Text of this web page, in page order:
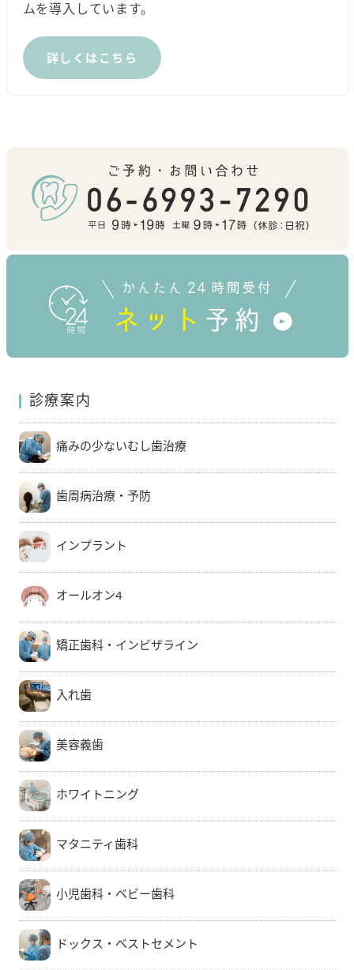
ムを導入しています。
詳しくはこちら
診療案内
痛みの少ないむし歯治療
歯周病治療・予防
インプラント
オールオン4
矯正歯科・インビザライン
入れ歯
美容義歯
ホワイトニング
マタニティ歯科
小児歯科・ベビー歯科
ドックス・ベストセメント